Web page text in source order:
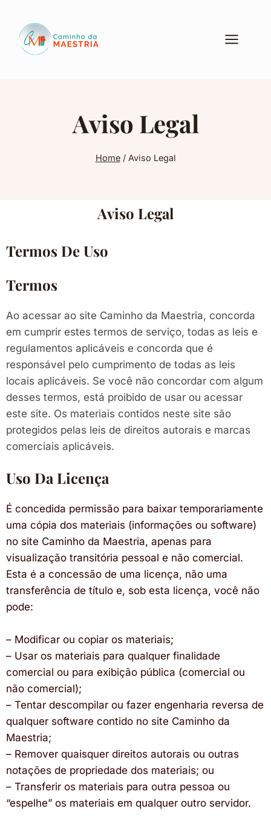
Aviso Legal
Home / Aviso Legal
Aviso Legal
Termos De Uso
Termos
Ao acessar ao site Caminho da Maestria, concorda
em cumprir estes termos de serviço, todas as leis e
regulamentos aplicáveis e concorda que é
responsável pelo cumprimento de todas as leis
locais aplicáveis. Se você não concordar com algum
desses termos, está proibido de usar ou acessar
este site. Os materiais contidos neste site são
protegidos pelas leis de direitos autorais e marcas
comerciais aplicáveis.
Uso Da Licença
É concedida permissão para baixar temporariamente
uma cópia dos materiais (informações ou software)
no site Caminho da Maestria, apenas para
visualização transitória pessoal e não comercial.
Esta é a concessão de uma licença, não uma
transferência de título e, sob esta licença, você não
pode:
– Modificar ou copiar os materiais;
– Usar os materiais para qualquer finalidade
comercial ou para exibição pública (comercial ou
não comercial);
– Tentar descompilar ou fazer engenharia reversa de
qualquer software contido no site Caminho da
Maestria;
– Remover quaisquer direitos autorais ou outras
notações de propriedade dos materiais; ou
– Transferir os materiais para outra pessoa ou
“espelhe” os materiais em qualquer outro servidor.